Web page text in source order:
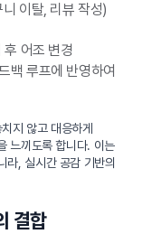
이탈, 리뷰 작성)
후 어조 변경
백 루프에 반영하여
지 않고 대응하게
느끼도록 합니다. 이는
라, 실시간 공감 기반의
결합